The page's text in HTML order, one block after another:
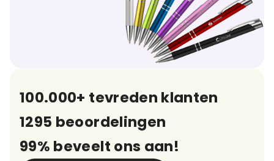
100.000+ tevreden klanten
1295 beoordelingen
99% beveelt ons aan!